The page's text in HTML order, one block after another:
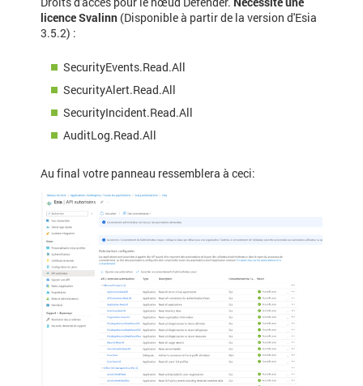
licence Svalinn (Disponible à partir de la version d'Esia
3.5.2) :
SecurityEvents.Read.All
SecurityAlert.Read.All
SecurityIncident.Read.All
AuditLog.Read.All
Au final votre panneau ressemblera à ceci: